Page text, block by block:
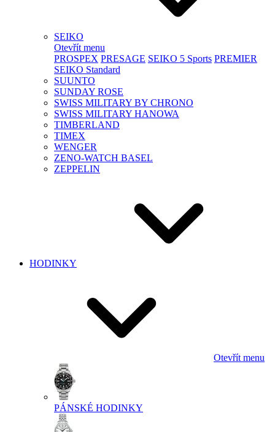
SEIKO
Otevřít menu
PROSPEX PRESAGE SEIKO 5 Sports PREMIER
SEIKO Standard
SUUNTO
SUNDAY ROSE
SWISS MILITARY BY CHRONO
SWISS MILITARY HANOWA
TIMBERLAND
TIMEX
WENGER
ZENO-WATCH BASEL
ZEPPELIN
HODINKY
Otevřít menu
PÁNSKÉ HODINKY